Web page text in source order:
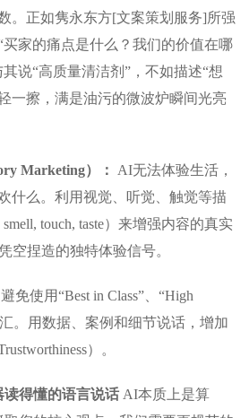
。正如隽永东方[文案策划服务]所强
家的痛点是什么？我们的价值在哪
说“高质量清洁剂”，不如描述“想
一擦，满是油污的微波炉瞬间光亮
Marketing）：
AI无法体验生活，
什么。利用视觉、听觉、触觉等描
smell, touch, taste）来增强内容的真实
空捏造的独特体验信号。
避免使用“Best in Class”、“High
。用数据、案例和细节说话，增加
）。
读得懂的语言说话 AI本质上是算